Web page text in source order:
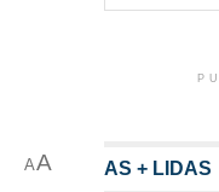
AA AS + LIDAS